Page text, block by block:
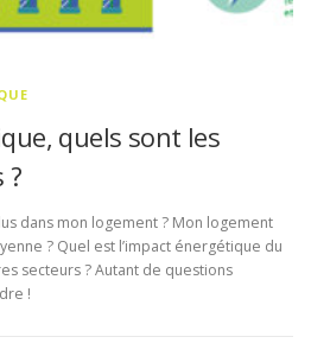
quels sont les
?
dans mon logement ? Mon logement
? Quel est l’impact énergétique du
secteurs ? Autant de questions
!